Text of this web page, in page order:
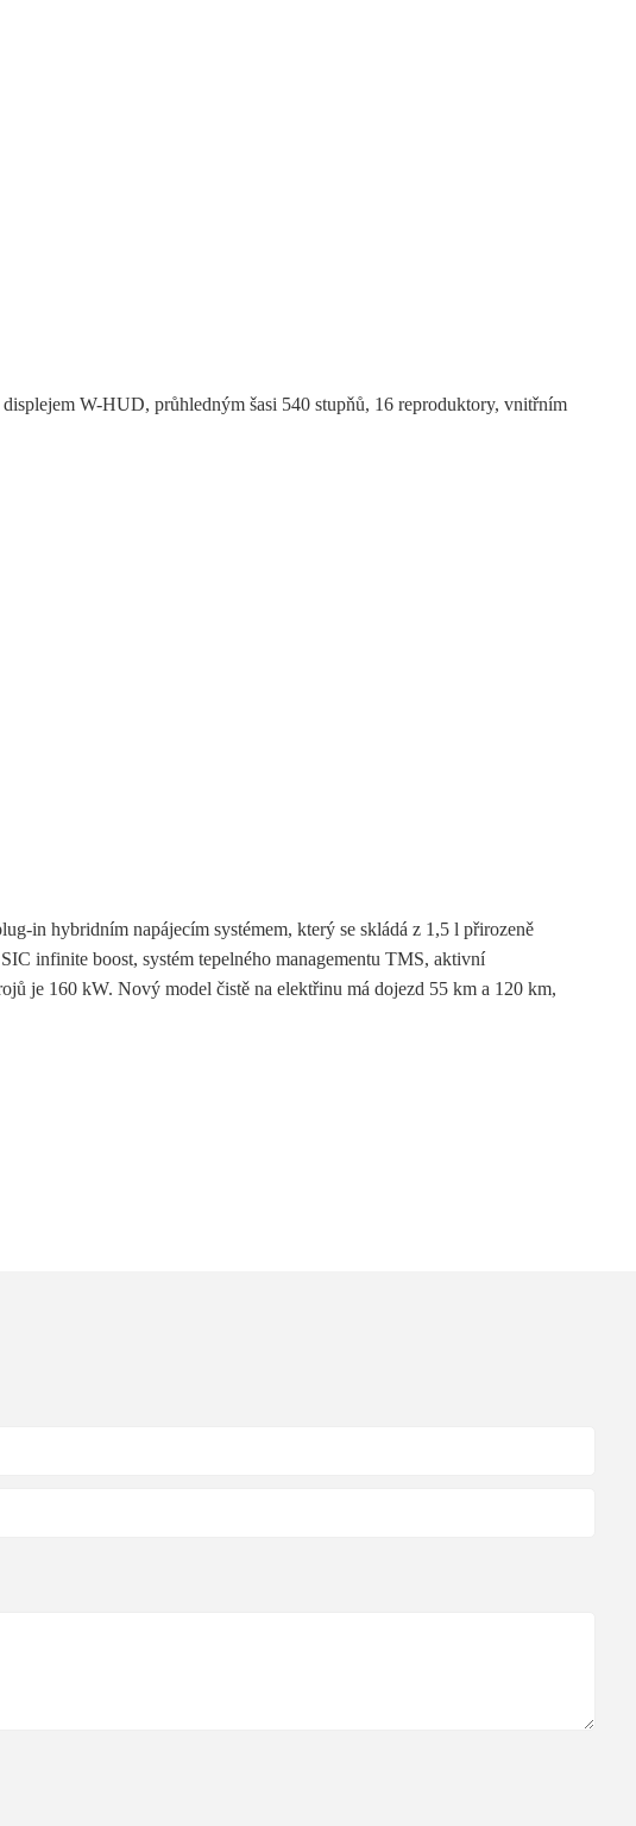
W-HUD, průhledným šasi 540 stupňů, 16 reproduktory, vnitřním
in hybridním napájecím systémem, který se skládá z 1,5 l přirozeně
infinite boost, systém tepelného managementu TMS, aktivní
je 160 kW. Nový model čistě na elektřinu má dojezd 55 km a 120 km,